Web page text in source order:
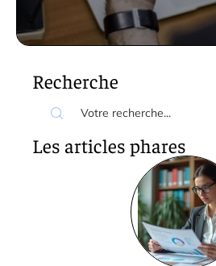
Recherche
Les articles phares